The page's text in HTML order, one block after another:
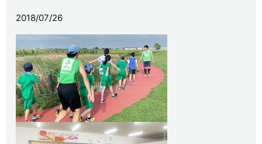
2018/07/26